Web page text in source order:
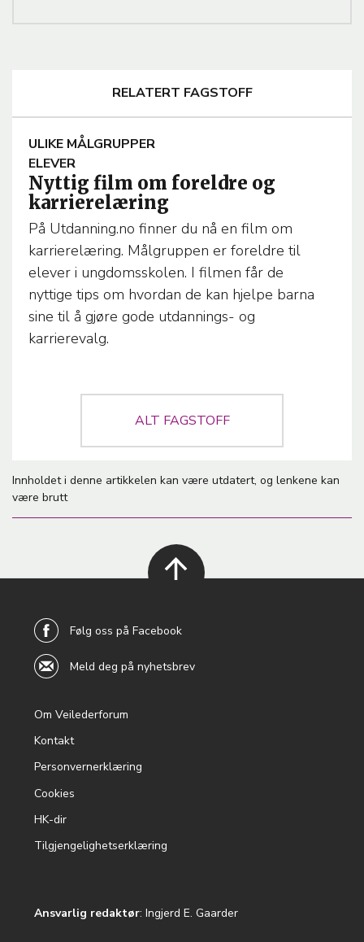
RELATERT FAGSTOFF
A
R
T
I
C
L
E
T
E
M
A
ULIKE MÅLGRUPPER
ELEVER
Nyttig film om foreldre og
karrierelæring
På Utdanning.no finner du nå en film om
karrierelæring. Målgruppen er foreldre til
elever i ungdomsskolen. I filmen får de
nyttige tips om hvordan de kan hjelpe barna
sine til å gjøre gode utdannings- og
karrierevalg.
ALT FAGSTOFF
Innholdet i denne artikkelen kan være utdatert, og lenkene kan
være brutt
menu
Om Veilederforum
Kontakt
Personvernerklæring
Cookies
HK-dir
Tilgjengelighetserklæring
Følg oss på Facebook
Meld deg på nyhetsbrev
Ansvarlig redaktør: Ingjerd E. Gaarder